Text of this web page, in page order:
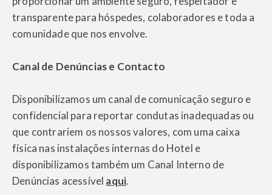
transparente para hóspedes, colaboradores e toda a
comunidade que nos envolve.
Canal de Denúncias e Contacto
Disponibilizamos um canal de comunicação seguro e
confidencial para reportar condutas inadequadas ou
que contrariem os nossos valores, com uma caixa
física nas instalações internas do Hotel e
disponibilizamos também um Canal Interno de
Denúncias acessível aqui.
O parceiro ideal para os
seus eventos!
adaptabilidade às suas necessidades
específicas.
SABER MAIS
Descobre as experiências e ofertas especiais
SABER MAIS